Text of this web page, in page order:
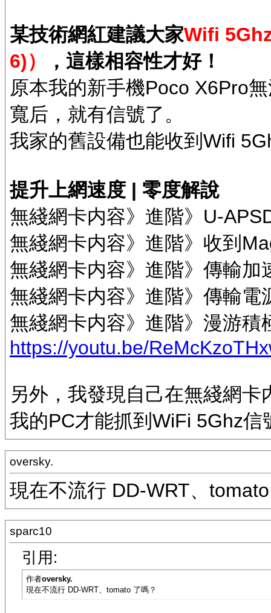
某技術網紅建議大家Wifi
6)）
，這樣相容性才好！
原本我的新手機Poco X6Pro
寬后，就有信號了。
我家的舊設備也能收到Wifi
提升上網速度 | 零度解說
無綫網卡内容》進階》U-
無綫網卡内容》進階》收到
無綫網卡内容》進階》傳輸加
無綫網卡内容》進階》傳輸電
無綫網卡内容》進階》漫游積
https://youtu.be/
另外，我發現自己在無綫網
我的PC才能抓到WiFi 5Ghz信
oversky.
現在不流行 DD-WRT、
sparc10
引用:
作者oversky.
現在不流行 DD-WRT、tomato 了嗎？